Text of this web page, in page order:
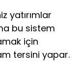
bu sistem
için
tersini yapar.